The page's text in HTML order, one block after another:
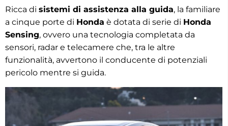
Ricca di sistemi di assistenza alla guida, la familiare
a cinque porte di Honda è dotata di serie di Honda
Sensing, ovvero una tecnologia completata da
sensori, radar e telecamere che, tra le altre
funzionalità, avvertono il conducente di potenziali
pericolo mentre si guida.